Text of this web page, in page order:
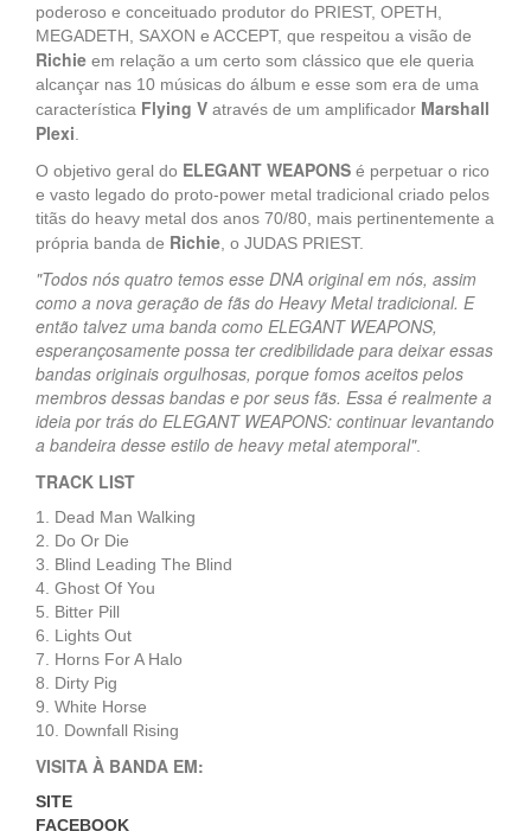
poderoso e conceituado produtor do PRIEST, OPETH,
MEGADETH, SAXON e ACCEPT, que respeitou a visão de
Richie em relação a um certo som clássico que ele queria
alcançar nas 10 músicas do álbum e esse som era de uma
característica Flying V através de um amplificador Marshall
Plexi
O objetivo geral do ELEGANT WEAPONS é perpetuar o rico
e vasto legado do proto-power metal tradicional criado pelos
titãs do heavy metal dos anos 70/80, mais pertinentemente a
própria banda de Richie , o JUDAS PRIEST.
"Todos nós quatro temos esse DNA original em nós, assim
como a nova geração de fãs do Heavy Metal tradicional. E
então talvez uma banda como ELEGANT WEAPONS,
esperançosamente possa ter credibilidade para deixar essas
bandas originais orgulhosas, porque fomos aceitos pelos
membros dessas bandas e por seus fãs. Essa é realmente a
ideia por trás do ELEGANT WEAPONS: continuar levantando
a bandeira desse estilo de heavy metal atemporal".
TRACK LIST
1. Dead Man Walking
2. Do Or Die
3. Blind Leading The Blind
4. Ghost Of You
5. Bitter Pill
6. Lights Out
7. Horns For A Halo
8. Dirty Pig
9. White Horse
10. Downfall Rising
VISITA À BANDA EM:
SITE
FACEBOOK